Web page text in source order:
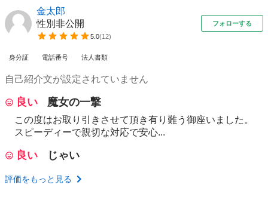
金太郎
性別非公開
5.0(12)
フォローする
身分証 電話番号 法人書類
自己紹介文が設定されていません
良い 魔女の一撃
この度はお取り引きさせて頂き有り難う御座いました。
スピーディーで親切な対応で安心...
良い じゃい
評価をもっと見る